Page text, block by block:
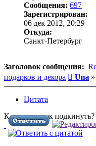
Сообщения: 697
Зарегистрирован:
06 дек 2012, 20:29
Откуда:
Санкт-Петербург
Заголовок сообщения:
подарков и декора
Una »
Цитата
Катя, а пчелок подкинуть?